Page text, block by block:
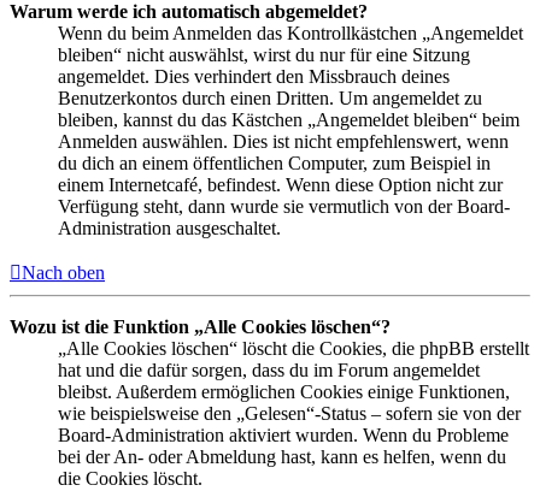
Warum werde ich automatisch abgemeldet?
Wenn du beim Anmelden das Kontrollkästchen „Angemeldet
bleiben“ nicht auswählst, wirst du nur für eine Sitzung
angemeldet. Dies verhindert den Missbrauch deines
Benutzerkontos durch einen Dritten. Um angemeldet zu
bleiben, kannst du das Kästchen „Angemeldet bleiben“ beim
Anmelden auswählen. Dies ist nicht empfehlenswert, wenn
du dich an einem öffentlichen Computer, zum Beispiel in
einem Internetcafé, befindest. Wenn diese Option nicht zur
Verfügung steht, dann wurde sie vermutlich von der Board-
Administration ausgeschaltet.
Nach oben
Wozu ist die Funktion „Alle Cookies löschen“?
„Alle Cookies löschen“ löscht die Cookies, die phpBB erstellt
hat und die dafür sorgen, dass du im Forum angemeldet
bleibst. Außerdem ermöglichen Cookies einige Funktionen,
wie beispielsweise den „Gelesen“-Status – sofern sie von der
Board-Administration aktiviert wurden. Wenn du Probleme
bei der An- oder Abmeldung hast, kann es helfen, wenn du
die Cookies löscht.